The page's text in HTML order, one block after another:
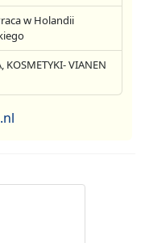
w Holandii
KOSMETYKI- VIANEN